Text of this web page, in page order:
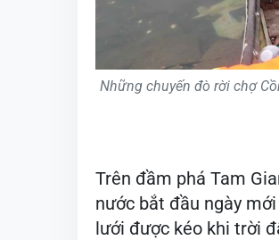
Những chuyến đò rời chợ
Trên đầm phá Tam
nước bắt đầu ngày
lưới được kéo khi trời